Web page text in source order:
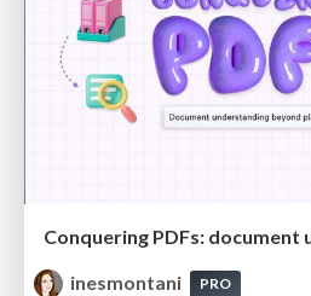
inesmontani
PRO